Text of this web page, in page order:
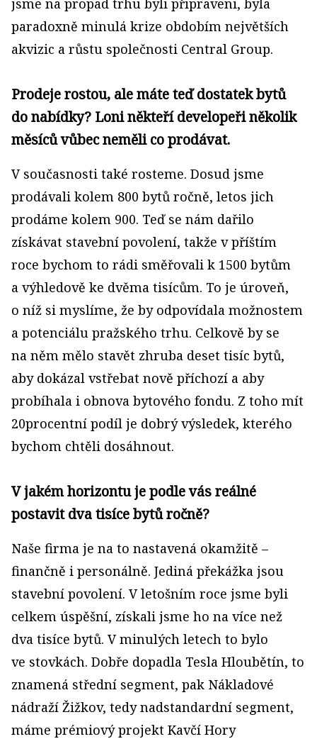
jsme na propad trhu byli připraveni, byla
paradoxně minulá krize obdobím největších
akvizic a růstu společnosti Central Group.
Prodeje rostou, ale máte teď dostatek bytů
do nabídky? Loni někteří developeři několik
měsíců vůbec neměli co prodávat.
V současnosti také rosteme. Dosud jsme
prodávali kolem 800 bytů ročně, letos jich
prodáme kolem 900. Teď se nám dařilo
získávat stavební povolení, takže v příštím
roce bychom to rádi směřovali k 1500 bytům
a výhledově ke dvěma tisícům. To je úroveň,
o níž si myslíme, že by odpovídala možnostem
a potenciálu pražského trhu. Celkově by se
na něm mělo stavět zhruba deset tisíc bytů,
aby dokázal vstřebat nově příchozí a aby
probíhala i obnova bytového fondu. Z toho mít
20procentní podíl je dobrý výsledek, kterého
bychom chtěli dosáhnout.
V jakém horizontu je podle vás reálné
postavit dva tisíce bytů ročně?
Naše firma je na to nastavená okamžitě –
finančně i personálně. Jediná překážka jsou
stavební povolení. V letošním roce jsme byli
celkem úspěšní, získali jsme ho na více než
dva tisíce bytů. V minulých letech to bylo
ve stovkách. Dobře dopadla Tesla Hloubětín, to
znamená střední segment, pak Nákladové
nádraží Žižkov, tedy nadstandardní segment,
máme prémiový projekt Kavčí Hory